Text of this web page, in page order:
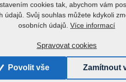
cookies tak, abychom vám
údajů. Svůj souhlas můžete kdykoli
osobních údajů. Více informací
Spravovat cookies
Povolit vše Zamítnout